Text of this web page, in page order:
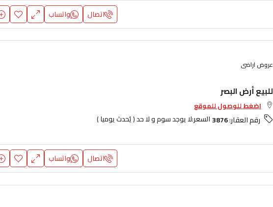
اتصال واتساب
عروض اراضى
للبيع أرض البصر
اضغط للوصول للموقع
رقم العقار:3876السعر:لا يوجد سوم و لا حد ( يُحدث يوميا )
اتصال واتساب